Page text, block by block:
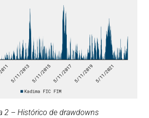
2 – Histórico de drawdowns